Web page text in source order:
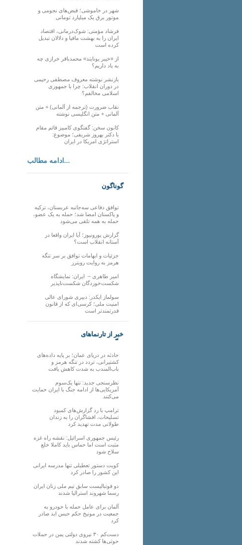
شهر در خاموشی؛ قبض‌های نجومی و
موتور برق یک میلیارد تومانی
فرشاد مؤمنی: شوک‌درمانی، اقتصاد
ایران را به بهشت مافیا و دلالان تبدیل
کرده است
از «خیبر یونایتد» محمدباقر خرازی چه
به یاد داریم؟
بازنشر نوشته معروف مصطفی رحیمی
در دوران انقلاب: چرا با جمهوری
اسلامی مخالفم؟
نقاب ضرورت (ترجمه از آلمانی) + متن
آلمانی + متن انگلیسی نوشته
کانون سخن: گفتگوی کامبیز قائم مقام
با دکتر بهروز شریفی؛ موضوع:
استراتژی امریکا در ایران
ادامه مطالب...
گوناگون
توافق دفاعی سه‌جانبه عربستان، ترکیه
و پاکستان امضا شد؛ حمله به یک عضو،
حمله به همه تلقی می‌شود
گزارش یورونیوز؛ آیا ایران واقعا در
آستانه انقلاب است؟
جزئیات و ابهامات توافق بر سر تنگه
هرمز به روایت رویترز
امیر طاهری – ایران: نمایشگاه
شکست‌خوردگان شکست‌ناپذیر
سولماز ایکدر: دبیری شورای عالی
امنیت ملی؛ کرسی‌ای که از قانون
قدرتمندتر است
خبر از تارنماهای
دیگر
حادثه در دریای عمان؛ بر پایه داده‌های
کشتیرانی، تردد در تنگه هرمز و
باب‌المندب به شدت کاهش یافت
نظرسنجی جدید: تنها یک‌سوم
آمریکایی‌ها از ادامه جنگ با ایران حمایت
می‌کنند
ترامپ با رد گزارش‌های کمبود
تسلیحات، افشاگران را به زندان
طولانی مدت تهدید کرد
رئیس‌ جمهوری اسرائیل: نقشه راه غزه
مثبت است اما حماس باید کاملا خلع
سلاح شود
کویت دستور تعطیلی تنها مدرسه ایرانی
این کشور را صادر کرد
دو فوتبالیست سابق تیم ملی زنان ایران
رسما شهروند استرالیا شدند
آلمان برای عامل حمله با خودرو به
جمعیت در مونیخ حکم حبس ابد صادر
کرد
دست‌کم ۳۰ نیروی دولتی یمن در حملات
حوثی‌ها کشته شدند